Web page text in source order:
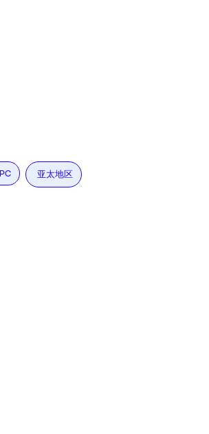
亚太地区